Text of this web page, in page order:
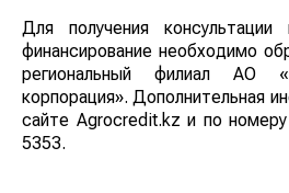
Для получения
финансирование необходимо
региональный филиал АО
корпорация». Дополнительная
сайте Agrocredit.kz и по
5353.